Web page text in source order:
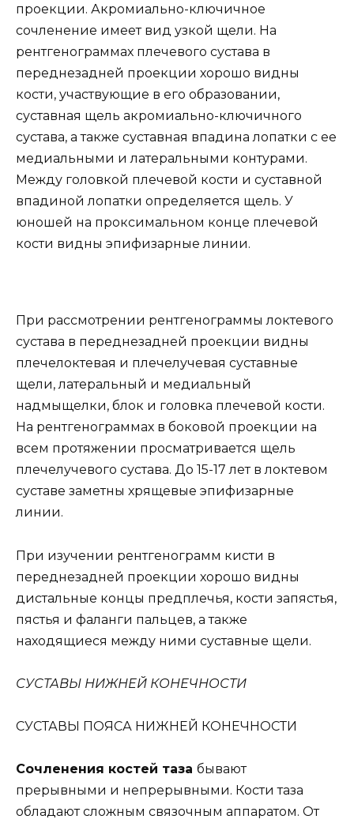
проекции. Акромиально-ключичное
сочленение имеет вид узкой щели. На
рентгенограммах плечевого сустава в
переднезадней проекции хорошо видны
кости, участвующие в его образовании,
суставная щель акромиально-ключичного
сустава, а также суставная впадина лопатки с ее
медиальными и латеральными контурами.
Между головкой плечевой кости и суставной
впадиной лопатки определяется щель. У
юношей на проксимальном конце плечевой
кости видны эпифизарные линии.
При рассмотрении рентгенограммы локтевого
сустава в переднезадней проекции видны
плечелоктевая и плечелучевая суставные
щели, латеральный и медиальный
надмыщелки, блок и головка плечевой кости.
На рентгенограммах в боковой проекции на
всем протяжении просматривается щель
плечелучевого сустава. До 15-17 лет в локтевом
суставе заметны хрящевые эпифизарные
линии.
При изучении рентгенограмм кисти в
переднезадней проекции хорошо видны
дистальные концы предплечья, кости запястья,
пястья и фаланги пальцев, а также
находящиеся между ними суставные щели.
СУСТАВЫ НИЖНЕЙ КОНЕЧНОСТИ
СУСТАВЫ ПОЯСА НИЖНЕЙ КОНЕЧНОСТИ
Сочленения костей таза бывают
прерывными и непрерывными. Кости таза
обладают сложным связочным аппаратом. От